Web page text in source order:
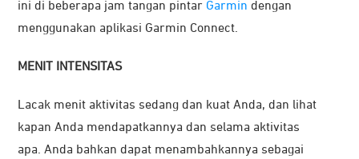
ini di beberapa jam tangan pintar Garmin dengan
menggunakan aplikasi Garmin Connect.
MENIT INTENSITAS
Lacak menit aktivitas sedang dan kuat Anda, dan lihat
kapan Anda mendapatkannya dan selama aktivitas
apa. Anda bahkan dapat menambahkannya sebagai